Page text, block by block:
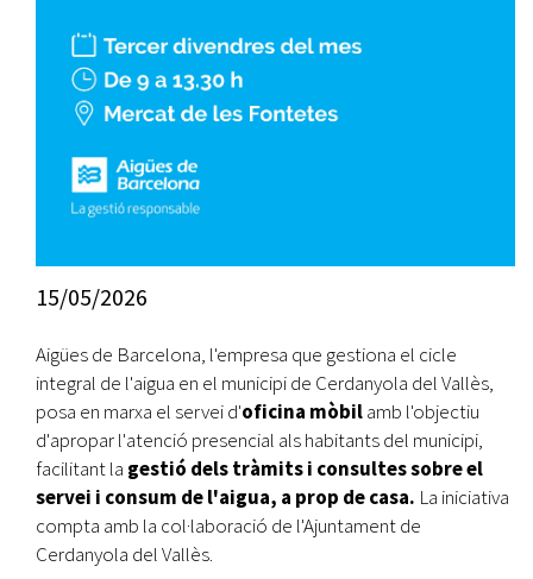
15/05/2026
Aigües de Barcelona, l'empresa que gestiona el cicle
integral de l'aigua en el municipi de Cerdanyola del Vallès,
posa en marxa el servei d'oficina mòbilamb l'objectiu
d'apropar l'atenció presencial als habitants del municipi,
facilitant la gestió dels tràmits i consultes sobre el
servei i consum de l'aigua, a prop de casa. La iniciativa
compta amb la col·laboració de l'Ajuntament de
Cerdanyola del Vallès.